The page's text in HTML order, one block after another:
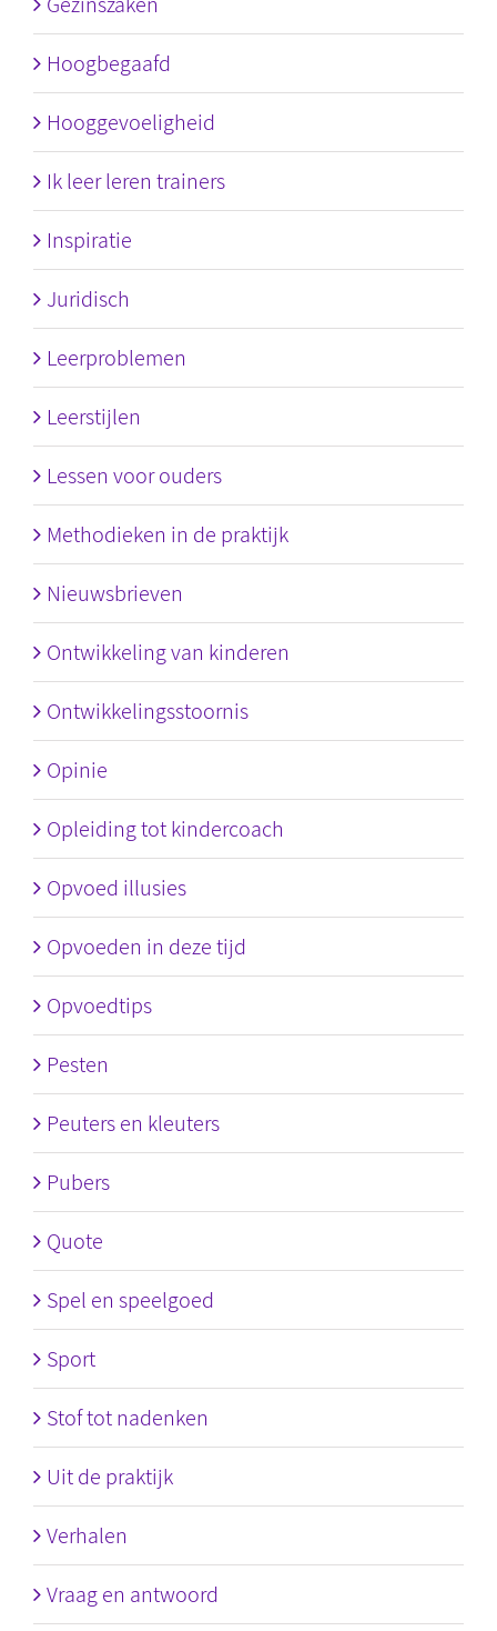
Hoogbegaafd
Hooggevoeligheid
Ik leer leren trainers
Inspiratie
Juridisch
Leerproblemen
Leerstijlen
Lessen voor ouders
Methodieken in de praktijk
Nieuwsbrieven
Ontwikkeling van kinderen
Ontwikkelingsstoornis
Opinie
Opleiding tot kindercoach
Opvoed illusies
Opvoeden in deze tijd
Opvoedtips
Pesten
Peuters en kleuters
Pubers
Quote
Spel en speelgoed
Sport
Stof tot nadenken
Uit de praktijk
Verhalen
Vraag en antwoord